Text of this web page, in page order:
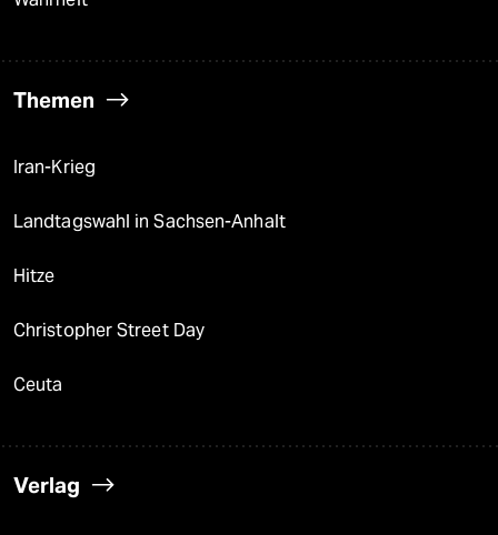
Themen
Iran-Krieg
Landtagswahl in Sachsen-Anhalt
Hitze
Christopher Street Day
Ceuta
Verlag